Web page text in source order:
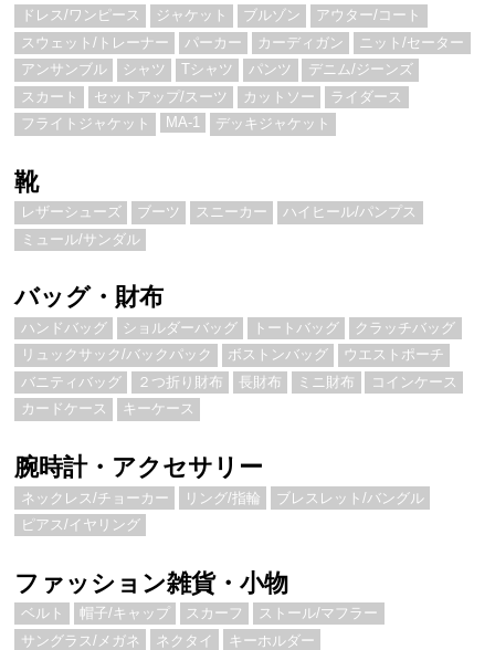
ドレス/ワンピース ジャケット ブルゾン
アウター/コート
スウェット/トレーナー
パーカー カーディガン
ニット/セーター
アンサンブル
シャツ Tシャツ パンツ
デニム/ジーンズ
スカート
セットアップ/スーツ カットソー
ライダース
フライトジャケット
MA-1 デッキジャケット
靴
レザーシューズ ブーツ スニーカー
ハイヒール/パンプス
ミュール/サンダル
バッグ・財布
ハンドバッグ ショルダーバッグ トートバッグ
クラッチバッグ
リュックサック/バックパック
ボストンバッグ
ウエストポーチ
バニティバッグ
２つ折り財布 長財布 ミニ財布
コインケース
カードケース
キーケース
腕時計・アクセサリー
ネックレス/チョーカー リング/指輪
ブレスレット/バングル
ピアス/イヤリング
ファッション雑貨・小物
ベルト 帽子/キャップ スカーフ
ストール/マフラー
サングラス/メガネ
ネクタイ キーホルダー